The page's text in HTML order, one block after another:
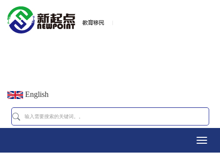
English